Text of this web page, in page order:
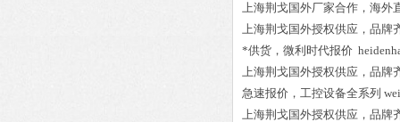
上海荆戈国外厂家合作，海外
上海荆戈国外授权供应，品牌
*供货，微利时代报价
上海荆戈国外授权供应，品牌
急速报价，工控设备全系列
上海荆戈国外授权供应，品牌